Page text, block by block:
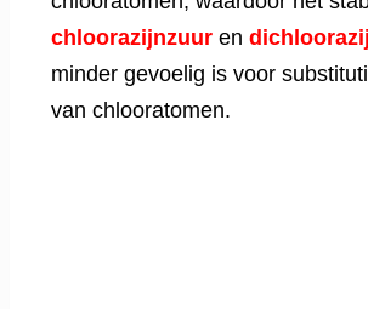
chloorazijnzuur en
minder gevoelig is voor
van chlooratomen.